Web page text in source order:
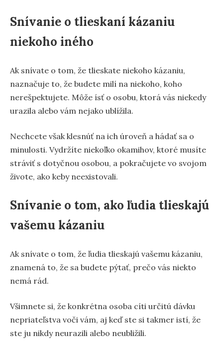
Snívanie o tlieskaní kázaniu
niekoho iného
Ak snívate o tom, že tlieskate niekoho kázaniu,
naznačuje to, že budete milí na niekoho, koho
nerešpektujete. Môže ísť o osobu, ktorá vás niekedy
urazila alebo vám nejako ublížila.
Nechcete však klesnúť na ich úroveň a hádať sa o
minulosti. Vydržíte niekoľko okamihov, ktoré musíte
stráviť s dotyčnou osobou, a pokračujete vo svojom
živote, ako keby neexistovali.
Snívanie o tom, ako ľudia tlieskajú
vašemu kázaniu
Ak snívate o tom, že ľudia tlieskajú vašemu kázaniu,
znamená to, že sa budete pýtať, prečo vás niekto
nemá rád.
Všimnete si, že konkrétna osoba cíti určitú dávku
nepriateľstva voči vám, aj keď ste si takmer istí, že
ste ju nikdy neurazili alebo neubližili.